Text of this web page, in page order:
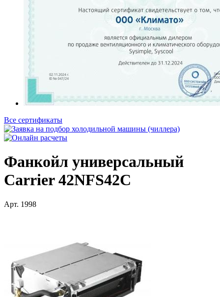
Все сертификаты
Фанкойл универсальный
Carrier 42NFS42C
Арт. 1998